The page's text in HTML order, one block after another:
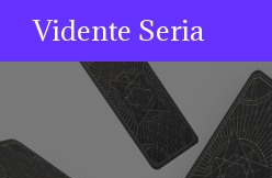
Vidente Seria